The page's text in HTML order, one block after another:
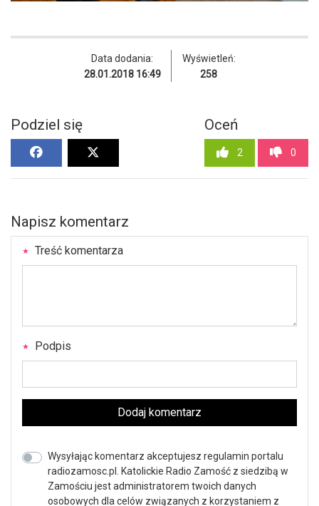
Data dodania:
28.01.2018 16:49
Wyświetleń:
258
Podziel się Oceń
2 0
Napisz komentarz
Treść komentarza
Podpis
Dodaj komentarz
Wysyłając komentarz akceptujesz regulamin portalu
radiozamosc.pl. Katolickie Radio Zamość z siedzibą w
Zamościu jest administratorem twoich danych
osobowych dla celów związanych z korzystaniem z